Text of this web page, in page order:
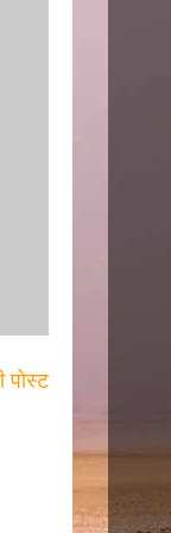
पोस्ट